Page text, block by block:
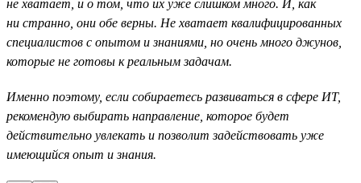
не хватает, и о том, что их уже слишком много. И, как
ни странно, они обе верны. Не хватает квалифицированных
специалистов с опытом и знаниями, но очень много джунов,
которые не готовы к реальным задачам.
Именно поэтому, если собираетесь развиваться в сфере ИТ,
рекомендую выбирать направление, которое будет
действительно увлекать и позволит задействовать уже
имеющийся опыт и знания.